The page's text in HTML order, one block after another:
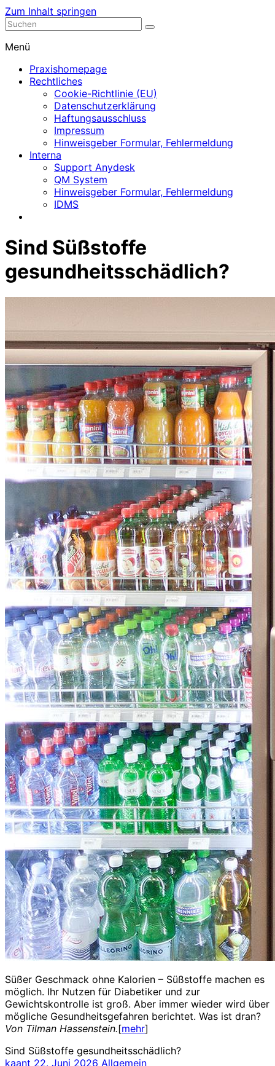
Zum Inhalt springen
Nephrologische Praxis mit Dialyse
Menü
Praxishomepage
Rechtliches
Cookie-Richtlinie (EU)
Datenschutzerklärung
Haftungsausschluss
Impressum
Hinweisgeber Formular, Fehlermeldung
Interna
Support Anydesk
QM System
Hinweisgeber Formular, Fehlermeldung
IDMS
Sind Süßstoffe
gesundheitsschädlich?
Süßer Geschmack ohne Kalorien – Süßstoffe machen es
möglich. Ihr Nutzen für Diabetiker und zur
Gewichtskontrolle ist groß. Aber immer wieder wird über
mögliche Gesundheitsgefahren berichtet. Was ist dran?
Von Tilman Hassenstein.[mehr]
Sind Süßstoffe gesundheitsschädlich?
kaant 22. Juni 2026 Allgemein